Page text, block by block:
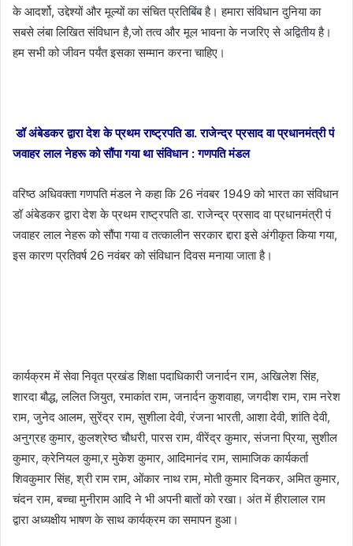
के आदर्शो, उद्देश्यों और मूल्यों का संचित प्रतिबिंब है। हमारा संविधान दुनिया का
सबसे लंबा लिखित संविधान है,जो तत्व और मूल भावना के नजरिए से अद्वितीय है।
हम सभी को जीवन पर्यंत इसका सम्मान करना चाहिए।
डॉ अंबेडकर द्वारा देश के प्रथम राष्ट्रपति डा. राजेन्द्र प्रसाद वा प्रधानमंत्री पं
जवाहर लाल नेहरू को सौंपा गया था संविधान : गणपति मंडल
वरिष्ठ अधिवक्ता गणपति मंडल ने कहा कि 26 नंवबर 1949 को भारत का संविधान
डॉ अंबेडकर द्वारा देश के प्रथम राष्ट्रपति डा. राजेन्द्र प्रसाद वा प्रधानमंत्री पं
जवाहर लाल नेहरू को सौंपा गया व तत्कालीन सरकार द्दारा इसे अंगीकृत किया गया,
इस कारण प्रतिवर्ष 26 नवंबर को संविधान दिवस मनाया जाता है।
कार्यक्रम में सेवा निवृत प्रखंड शिक्षा पदाधिकारी जनार्दन राम, अखिलेश सिंह,
शारदा बौद्ध, ललित जियुत, रमाकांत राम, जनार्दन कुशवाहा, जगदीश राम, राम नरेश
राम, जुनेद आलम, सुरेंद्र राम, सुशीला देवी, रंजना भारती, आशा देवी, शांति देवी,
अनुग्रह कुमार, कुलश्रेष्ठ चौधरी, पारस राम, वीरेंद्र कुमार, संजना प्रिया, सुशील
कुमार, क्रेनियल कुमा,र मुकेश कुमार, आदिमानंद राम, सामाजिक कार्यकर्ता
शिवकुमार सिंह, श्री राम राम, ओंकार नाथ राम, मोती कुमार दिनकर, अमित कुमार,
चंदन राम, बच्चा मुनीराम आदि ने भी अपनी बातों को रखा। अंत में हीरालाल राम
द्वारा अध्यक्षीय भाषण के साथ कार्यक्रम का समापन हुआ।